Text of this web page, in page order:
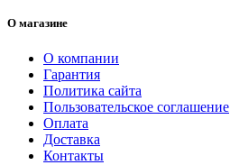
О магазине
О компании
Гарантия
Политика сайта
Пользовательское соглашение
Оплата
Доставка
Контакты